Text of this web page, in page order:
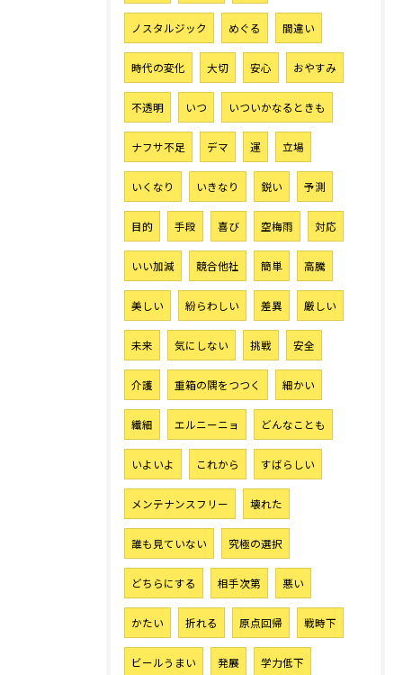
ノスタルジック めぐる 間違い
時代の変化 大切 安心 おやすみ
不透明 いつ いついかなるときも
ナフサ不足 デマ 運 立場
いくなり いきなり 鋭い 予測
目的 手段 喜び 空梅雨 対応
いい加減 競合他社 簡単 高騰
美しい 紛らわしい 差異 厳しい
未来 気にしない 挑戦 安全
介護 重箱の隅をつつく 細かい
繊細 エルニーニョ どんなことも
いよいよ これから すばらしい
メンテナンスフリー 壊れた
誰も見ていない 究極の選択
どちらにする 相手次第 悪い
かたい 折れる 原点回帰 戦時下
ビールうまい 発展 学力低下
お気軽にご相談ください